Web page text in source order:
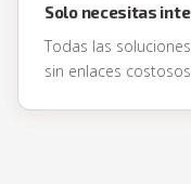
Solo necesitas
Todas las
sin enlaces